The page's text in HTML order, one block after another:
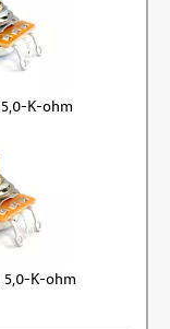
K-ohm
5,0-K-ohm